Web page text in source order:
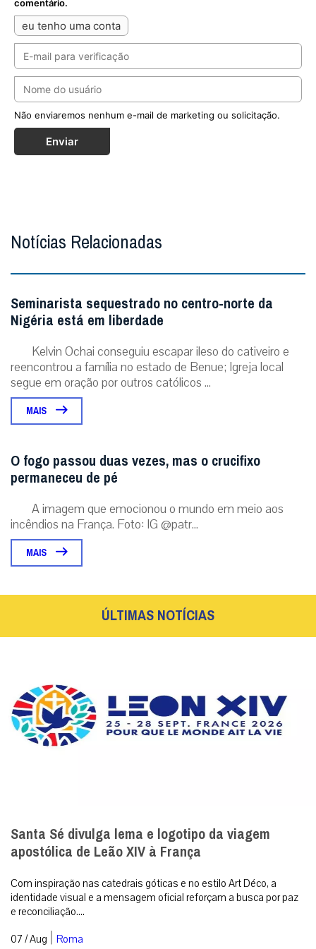
comentário.
eu tenho uma conta
Não enviaremos nenhum e-mail de marketing ou solicitação.
Enviar
Notícias Relacionadas
Seminarista sequestrado no centro-norte da
Nigéria está em liberdade
Kelvin Ochai conseguiu escapar ileso do cativeiro e
reencontrou a família no estado de Benue; Igreja local
segue em oração por outros católicos ...
MAIS
O fogo passou duas vezes, mas o crucifixo
permaneceu de pé
A imagem que emocionou o mundo em meio aos
incêndios na França. Foto: IG @patr...
MAIS
ÚLTIMAS NOTÍCIAS
Santa Sé divulga lema e logotipo da viagem
apostólica de Leão XIV à França
Com inspiração nas catedrais góticas e no estilo Art Déco, a
identidade visual e a mensagem oficial reforçam a busca por paz
e reconciliação....
07 / Aug | Roma